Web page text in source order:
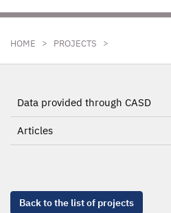
HOME > PROJECTS >
Data provided through CASD
Articles
Back to the list of projects